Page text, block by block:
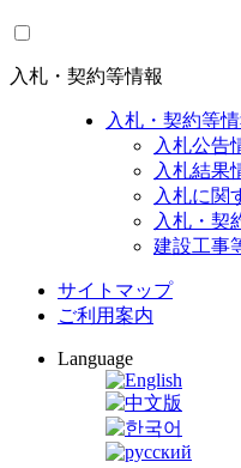
入札・契約等情報
入札・契約等
入札公告
入札結果
入札に関
入札・契
建設工事
サイトマップ
ご利用案内
Language